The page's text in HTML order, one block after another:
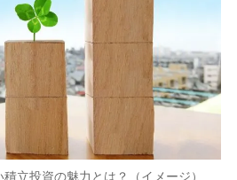
立投資の魅力とは？（イメージ）